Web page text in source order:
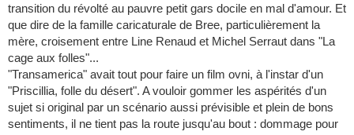
transition du révolté au pauvre petit gars docile en mal d'amour. Et
que dire de la famille caricaturale de Bree, particulièrement la
mère, croisement entre Line Renaud et Michel Serraut dans "La
cage aux folles"...
"Transamerica" avait tout pour faire un film ovni, à l'instar d'un
"Priscillia, folle du désert". A vouloir gommer les aspérités d'un
sujet si original par un scénario aussi prévisible et plein de bons
sentiments, il ne tient pas la route jusqu'au bout : dommage pour